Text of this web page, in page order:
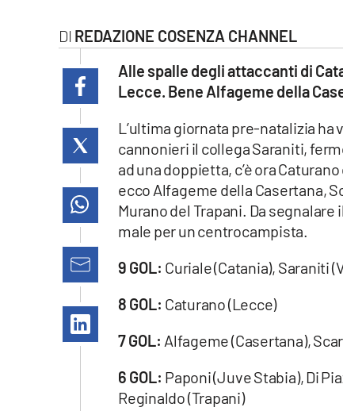
Streaming
REDAZIONE COSENZA CHANNEL
Alle spalle degli attaccanti di
Lecce. Bene Alfageme della
L’ultima giornata pre-natalizia
cannonieri il collega Saraniti,
ad una doppietta, c’è ora
ecco Alfageme della Casertana,
Murano del Trapani. Da
male per un centrocampista.
9 GOL: Curiale (Catania), Saraniti
8 GOL: Caturano (Lecce)
7 GOL: Alfageme (Casertana),
6 GOL: Paponi (Juve Stabia), Di
Reginaldo (Trapani)